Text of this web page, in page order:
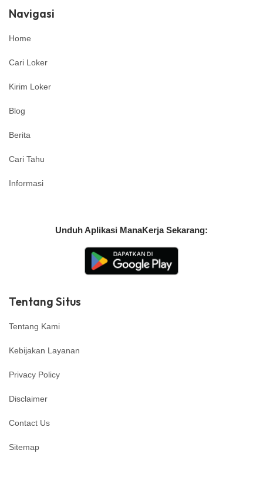
Navigasi
Home
Cari Loker
Kirim Loker
Blog
Berita
Cari Tahu
Informasi
Unduh Aplikasi ManaKerja Sekarang:
Tentang Situs
Tentang Kami
Kebijakan Layanan
Privacy Policy
Disclaimer
Contact Us
Sitemap